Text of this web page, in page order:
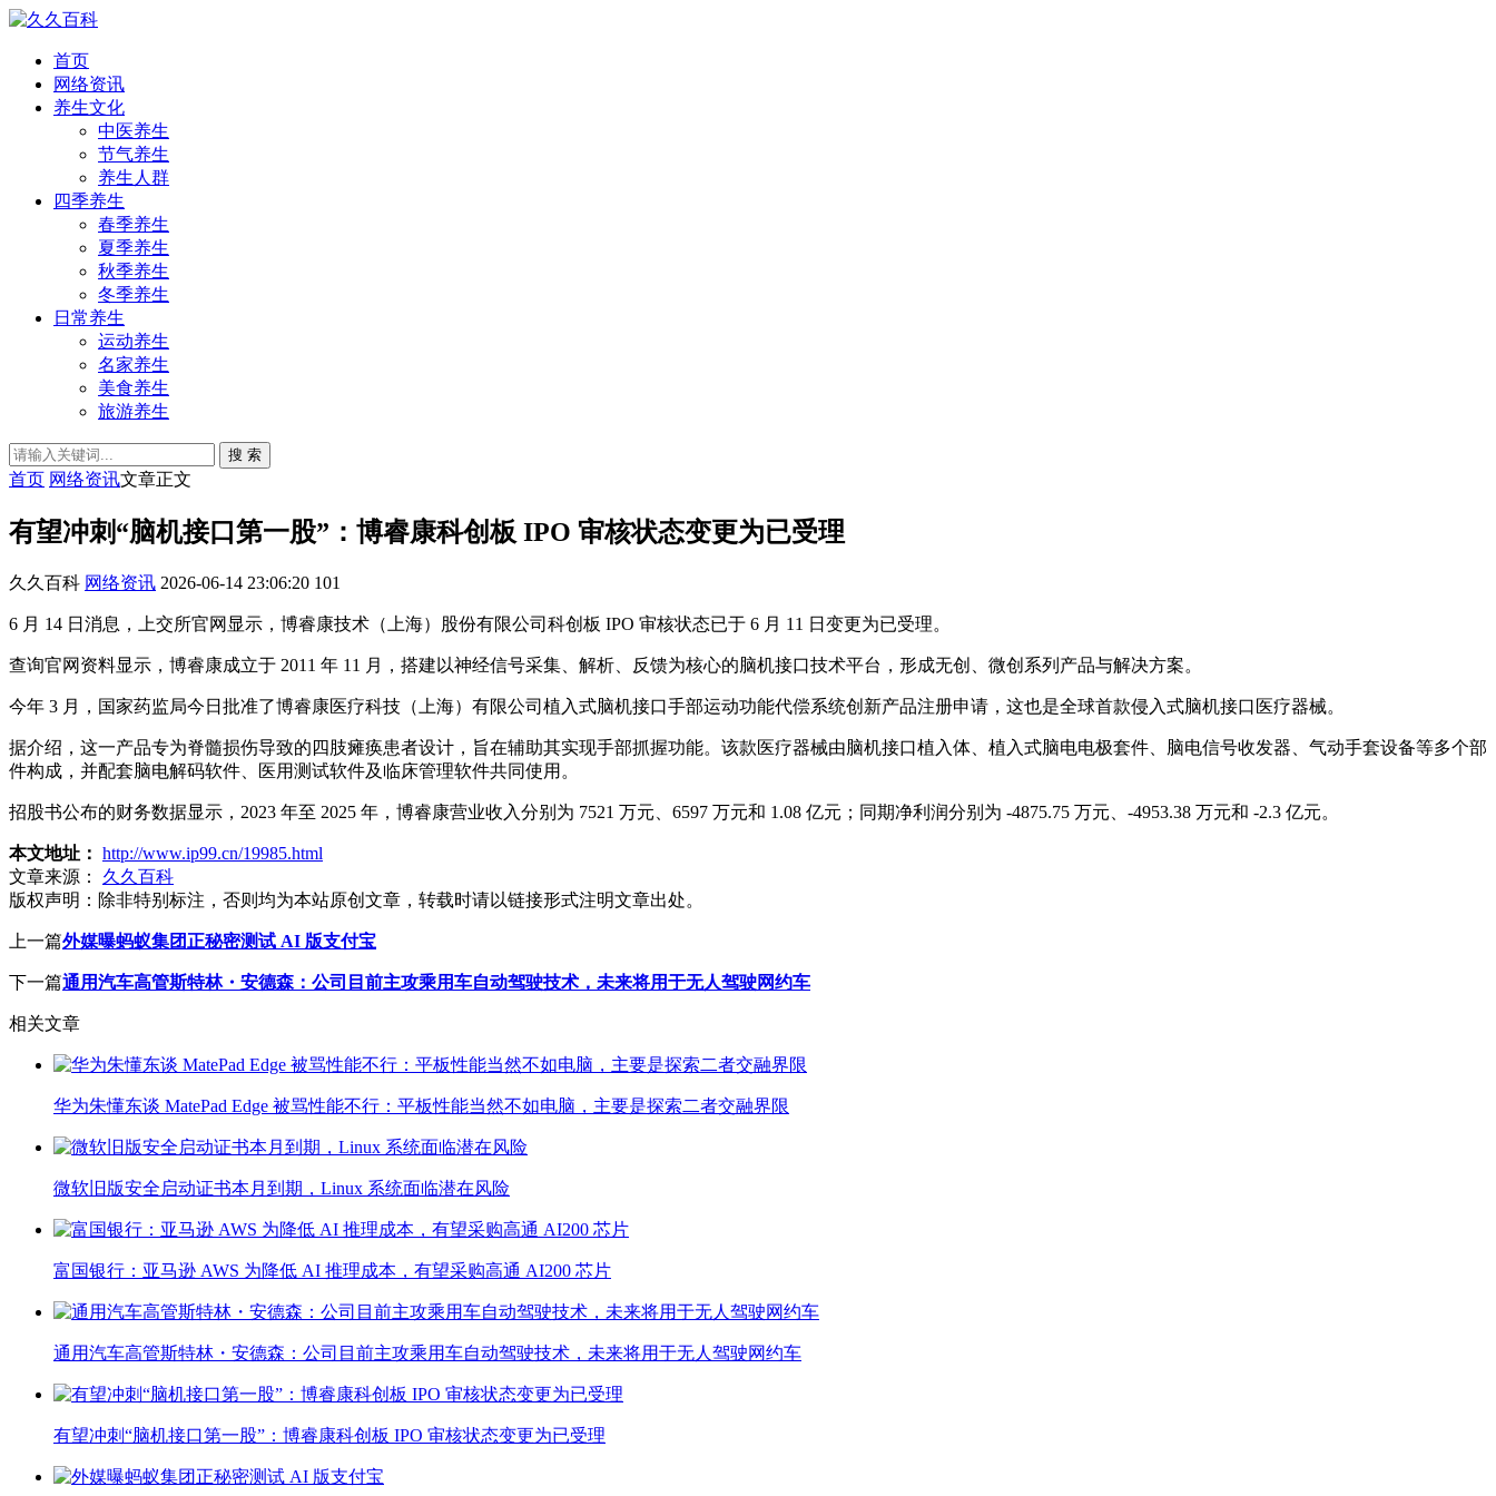
首页
网络资讯
养生文化
中医养生
节气养生
养生人群
四季养生
春季养生
夏季养生
秋季养生
冬季养生
日常养生
运动养生
名家养生
美食养生
旅游养生
搜 索
首页 网络资讯文章正文
有望冲刺“脑机接口第一股”：博睿康科创板 IPO 审核状态变更为已受理
久久百科 网络资讯 2026-06-14 23:06:20 101
6 月 14 日消息，上交所官网显示，博睿康技术（上海）股份有限公司科创板 IPO 审核状态已于 6 月 11 日变更为已受理。
查询官网资料显示，博睿康成立于 2011 年 11 月，搭建以神经信号采集、解析、反馈为核心的脑机接口技术平台，形成无创、微创系列产品与解决方案。
今年 3 月，国家药监局今日批准了博睿康医疗科技（上海）有限公司植入式脑机接口手部运动功能代偿系统创新产品注册申请，这也是全球首款侵入式脑机接口医疗器械。
据介绍，这一产品专为脊髓损伤导致的四肢瘫痪患者设计，旨在辅助其实现手部抓握功能。该款医疗器械由脑机接口植入体、植入式脑电电极套件、脑电信号收发器、气动手套设备等多个部
件构成，并配套脑电解码软件、医用测试软件及临床管理软件共同使用。
招股书公布的财务数据显示，2023 年至 2025 年，博睿康营业收入分别为 7521 万元、6597 万元和 1.08 亿元；同期净利润分别为 -4875.75 万元、-4953.38 万元和 -2.3 亿元。
本文地址： http://www.ip99.cn/19985.html
文章来源：
久久百科
版权声明： 除非特别标注，否则均为本站原创文章，转载时请以链接形式注明文章出处。
上一篇外媒曝蚂蚁集团正秘密测试 AI 版支付宝
下一篇通用汽车高管斯特林・安德森：公司目前主攻乘用车自动驾驶技术，未来将用于无人驾驶网约车
相关文章
华为朱懂东谈 MatePad Edge 被骂性能不行：平板性能当然不如电脑，主要是探索二者交融界限
微软旧版安全启动证书本月到期，Linux 系统面临潜在风险
富国银行：亚马逊 AWS 为降低 AI 推理成本，有望采购高通 AI200 芯片
通用汽车高管斯特林・安德森：公司目前主攻乘用车自动驾驶技术，未来将用于无人驾驶网约车
有望冲刺“脑机接口第一股”：博睿康科创板 IPO 审核状态变更为已受理